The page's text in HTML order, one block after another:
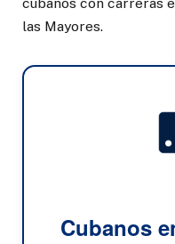
las Mayores.
Cubanos